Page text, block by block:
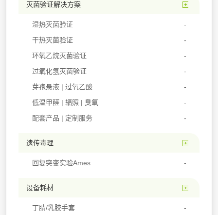
灭菌验证解决方案
湿热灭菌验证
干热灭菌验证
环氧乙烷灭菌验证
过氧化氢灭菌验证
芽孢悬液 | 过氧乙酸
低温甲醛 | 辐照 | 臭氧
配套产品 | 定制服务
遗传毒理
回复突变实验Ames
设备耗材
丁腈/乳胶手套